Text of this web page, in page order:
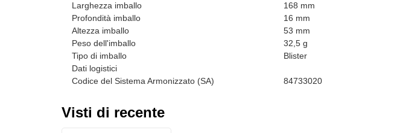
Larghezza imballo
168 mm
Profondità imballo
16 mm
Altezza imballo
53 mm
Peso dell'imballo
32,5 g
Tipo di imballo
Blister
Dati logistici
Codice del Sistema Armonizzato (SA)
84733020
Visti di recente